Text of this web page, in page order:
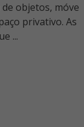
objetos, móve
privativo. As
...